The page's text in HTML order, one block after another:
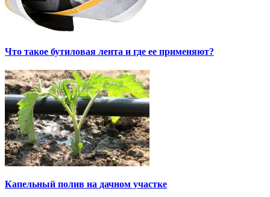
Что такое бутиловая лента и где ее применяют?
Капельный полив на дачном участке